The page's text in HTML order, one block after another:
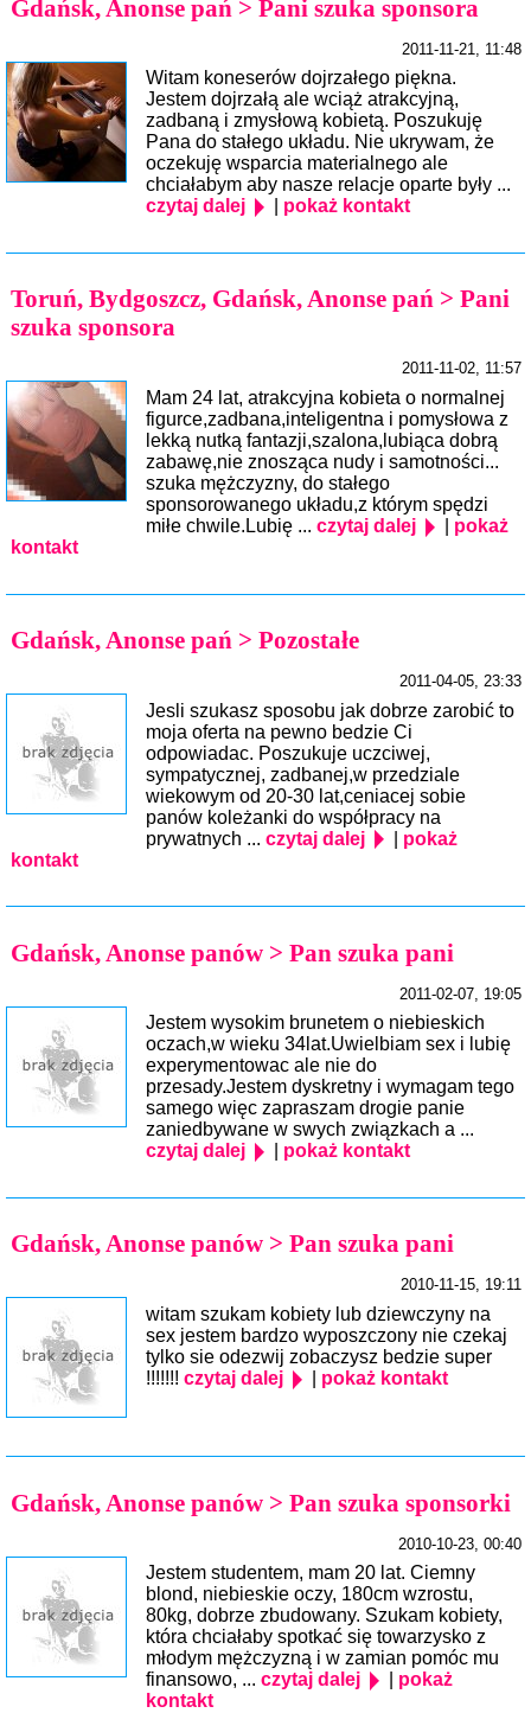
Gdańsk, Anonse pań > Pani szuka sponsora
2011-11-21, 11:48
Witam koneserów dojrzałego piękna.
Jestem dojrzałą ale wciąż atrakcyjną,
zadbaną i zmysłową kobietą. Poszukuję
Pana do stałego układu. Nie ukrywam, że
oczekuję wsparcia materialnego ale
chciałabym aby nasze relacje oparte były ...
czytaj dalej
pokaż kontakt
Toruń, Bydgoszcz, Gdańsk, Anonse pań > Pani
szuka sponsora
2011-11-02, 11:57
Mam 24 lat, atrakcyjna kobieta o normalnej
figurce,zadbana,inteligentna i pomysłowa z
lekką nutką fantazji,szalona,lubiąca dobrą
zabawę,nie znosząca nudy i samotności...
szuka mężczyzny, do stałego
sponsorowanego układu,z którym spędzi
miłe chwile.Lubię ... czytaj dalej
pokaż
kontakt
Gdańsk, Anonse pań > Pozostałe
2011-04-05, 23:33
Jesli szukasz sposobu jak dobrze zarobić to
moja oferta na pewno bedzie Ci
odpowiadac. Poszukuje uczciwej,
sympatycznej, zadbanej,w przedziale
wiekowym od 20-30 lat,ceniacej sobie
panów koleżanki do współpracy na
prywatnych ... czytaj dalej
pokaż
kontakt
Gdańsk, Anonse panów > Pan szuka pani
2011-02-07, 19:05
Jestem wysokim brunetem o niebieskich
oczach,w wieku 34lat.Uwielbiam sex i lubię
experymentowac ale nie do
przesady.Jestem dyskretny i wymagam tego
samego więc zapraszam drogie panie
zaniedbywane w swych związkach a ...
czytaj dalej
pokaż kontakt
Gdańsk, Anonse panów > Pan szuka pani
2010-11-15, 19:11
witam szukam kobiety lub dziewczyny na
sex jestem bardzo wyposzczony nie czekaj
tylko sie odezwij zobaczysz bedzie super
!!!!!!! czytaj dalej pokaż kontakt
Gdańsk, Anonse panów > Pan szuka sponsorki
2010-10-23, 00:40
Jestem studentem, mam 20 lat. Ciemny
blond, niebieskie oczy, 180cm wzrostu,
80kg, dobrze zbudowany. Szukam kobiety,
która chciałaby spotkać się towarzysko z
młodym mężczyzną i w zamian pomóc mu
finansowo, ... czytaj dalej
pokaż
kontakt